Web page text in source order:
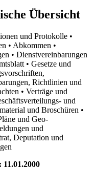
Übersicht
und Protokolle •
• Abkommen •
• Dienstvereinbarungen
• Gesetze und
Richtlinien und
• Verträge und
und
und Broschüren •
und Geo-
und
Deputation und